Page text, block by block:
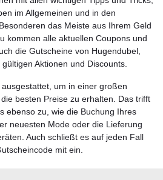
im Allgemeinen und in den
das Meiste aus Ihrem Geld
kommen alle aktuellen Coupons und
die Gutscheine von Hugendubel,
Aktionen und Discounts.
um in einer großen
besten Preise zu erhalten. Das trifft
ebenso zu, wie die Buchung Ihres
neuesten Mode oder die Lieferung
Auch schließt es auf jeden Fall
mit ein.